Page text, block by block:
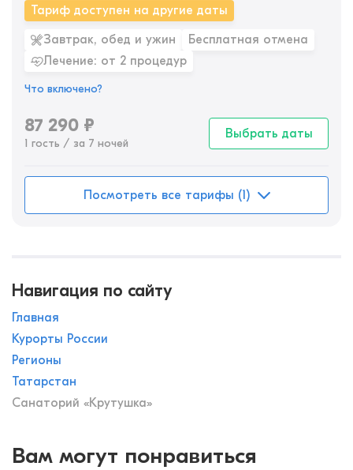
Тариф доступен на другие даты
Завтрак, обед и ужин
Бесплатная отмена
Лечение: от 2 процедур
Что включено?
87 290 ₽
1 гость / за 7 ночей
Выбрать даты
Посмотреть все тарифы (1)
Навигация по сайту
Главная
Курорты России
Регионы
Татарстан
Санаторий «Крутушка»
Вам могут понравиться